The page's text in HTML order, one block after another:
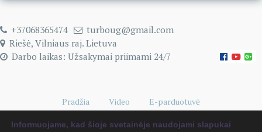
+37068365474
turboug@gmail.com
Riešė, Vilniaus raj. Lietuva
Darbo laikas: Užsakymai priimami 24/7
Pradžia Video
E-parduotuvė
Naudingi kelionių patarimai
0 items €0.00
Informuojame, kad šioje svetainėje naudojami slapukai